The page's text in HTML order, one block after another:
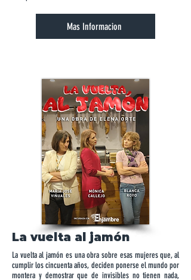
Mas Informacion
La vuelta al jamón
La vuelta al jamón es una obra sobre esas mujeres que, al
cumplir los cincuenta años, deciden ponerse el mundo por
montera y demostrar que de invisibles no tienen nada,